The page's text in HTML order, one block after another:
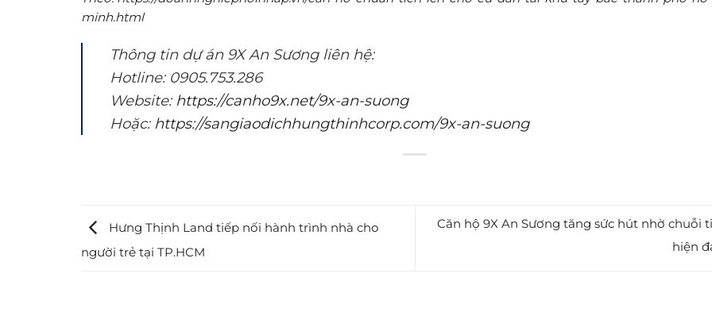
minh.html
Thông tin dự án 9X An Sương liên hệ:
Hotline: 0905.753.286
Website: https://canho9x.net/9x-an-suong
Hoặc: https://sangiaodichhungthinhcorp.com/9x-an-suong
Hưng Thịnh Land tiếp nối hành trình nhà cho
người trẻ tại TP.HCM
Căn hộ 9X An Sương tăng sức hút nhờ chuỗi
hiện